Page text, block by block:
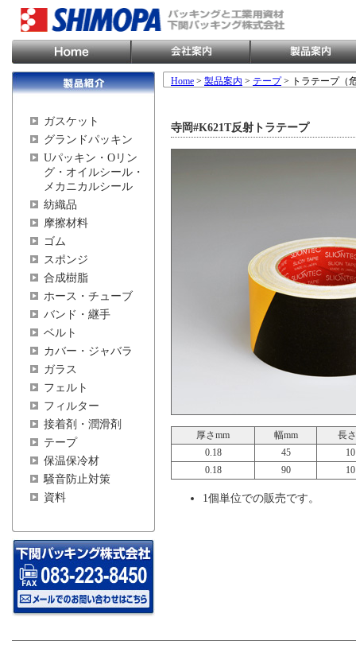
ガスケット
グランドパッキン
Uパッキン・Oリン
グ・オイルシール・
メカニカルシール
紡織品
摩擦材料
ゴム
スポンジ
合成樹脂
ホース・チューブ
バンド・継手
ベルト
カバー・ジャバラ
ガラス
フェルト
フィルター
接着剤・潤滑剤
テープ
保温保冷材
騒音防止対策
資料
Home > 製品案内 > テープ> トラテープ（
寺岡#K621T反射トラテープ
厚さmm 幅mm
長
0.18
45
10
0.18
90 10
1個単位での販売です。